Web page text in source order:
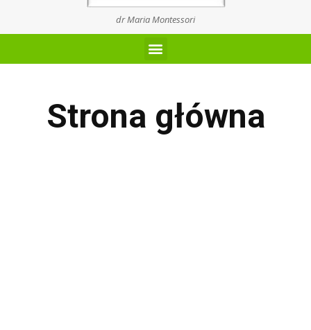
dr Maria Montessori
Strona główna